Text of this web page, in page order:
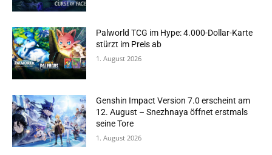
Palworld TCG im Hype: 4.000-Dollar-Karte
stürzt im Preis ab
1. August 2026
Genshin Impact Version 7.0 erscheint am
12. August – Snezhnaya öffnet erstmals
seine Tore
1. August 2026